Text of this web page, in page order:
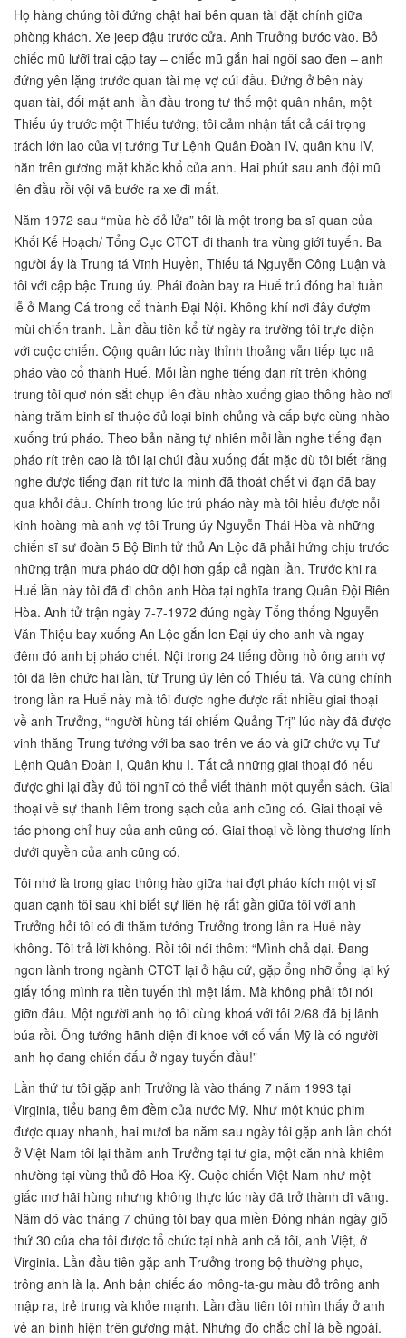
Họ hàng chúng tôi đứng chật hai bên quan tài đặt chính giữa
phòng khách. Xe jeep đậu trước cửa. Anh Trưởng bước vào. Bỏ
chiếc mũ lưỡi trai cặp tay – chiếc mũ gắn hai ngôi sao đen – anh
đứng yên lặng trước quan tài mẹ vợ cúi đầu. Đứng ở bên này
quan tài, đối mặt anh lần đầu trong tư thế một quân nhân, một
Thiếu úy trước một Thiếu tướng, tôi cảm nhận tất cả cái trọng
trách lớn lao của vị tướng Tư Lệnh Quân Đoàn IV, quân khu IV,
hằn trên gương mặt khắc khổ của anh. Hai phút sau anh đội mũ
lên đầu rồi vội vã bước ra xe đi mất.
Năm 1972 sau “mùa hè đỏ lửa” tôi là một trong ba sĩ quan của
Khối Kế Hoạch/ Tổng Cục CTCT đi thanh tra vùng giới tuyến. Ba
người ấy là Trung tá Vĩnh Huyền, Thiếu tá Nguyễn Công Luận và
tôi với cập bậc Trung úy. Phái đoàn bay ra Huế trú đóng hai tuần
lễ ở Mang Cá trong cổ thành Đại Nội. Không khí nơi đây đượm
mùi chiến tranh. Lần đầu tiên kể từ ngày ra trường tôi trực diện
với cuộc chiến. Cộng quân lúc này thỉnh thoảng vẫn tiếp tục nã
pháo vào cổ thành Huế. Mỗi lần nghe tiếng đạn rít trên không
trung tôi quơ nón sắt chụp lên đầu nhào xuống giao thông hào nơi
hàng trăm binh sĩ thuộc đủ loại binh chủng và cấp bực cùng nhào
xuống trú pháo. Theo bản năng tự nhiên mỗi lần nghe tiếng đạn
pháo rít trên cao là tôi lại chúi đầu xuống đất mặc dù tôi biết rằng
nghe được tiếng đạn rít tức là mình đã thoát chết vì đạn đã bay
qua khỏi đầu. Chính trong lúc trú pháo này mà tôi hiểu được nỗi
kinh hoàng mà anh vợ tôi Trung úy Nguyễn Thái Hòa và những
chiến sĩ sư đoàn 5 Bộ Binh tử thủ An Lộc đã phải hứng chịu trước
những trận mưa pháo dữ dội hơn gấp cả ngàn lần. Trước khi ra
Huế lần này tôi đã đi chôn anh Hòa tại nghĩa trang Quân Đội Biên
Hòa. Anh tử trận ngày 7-7-1972 đúng ngày Tổng thống Nguyễn
Văn Thiệu bay xuống An Lộc gắn lon Đại úy cho anh và ngay
đêm đó anh bị pháo chết. Nội trong 24 tiếng đồng hồ ông anh vợ
tôi đã lên chức hai lần, từ Trung úy lên cố Thiếu tá. Và cũng chính
trong lần ra Huế này mà tôi được nghe được rất nhiều giai thoại
về anh Trưởng, “người hùng tái chiếm Quảng Trị” lúc này đã được
vinh thăng Trung tướng với ba sao trên ve áo và giữ chức vụ Tư
Lệnh Quân Đoàn I, Quân khu I. Tất cả những giai thoại đó nếu
được ghi lại đầy đủ tôi nghĩ có thể viết thành một quyển sách. Giai
thoại về sự thanh liêm trong sạch của anh cũng có. Giai thoại về
tác phong chỉ huy của anh cũng có. Giai thoại về lòng thương lính
dưới quyền của anh cũng có.
Tôi nhớ là trong giao thông hào giữa hai đợt pháo kích một vị sĩ
quan cạnh tôi sau khi biết sự liên hệ rất gần giữa tôi với anh
Trưởng hỏi tôi có đi thăm tướng Trưởng trong lần ra Huế này
không. Tôi trả lời không. Rồi tôi nói thêm: “Mình chả dại. Đang
ngon lành trong ngành CTCT lại ở hậu cứ, gặp ổng nhỡ ổng lại ký
giấy tống mình ra tiền tuyến thì mệt lắm. Mà không phải tôi nói
giỡn đâu. Một người anh họ tôi cùng khoá với tôi 2/68 đã bị lãnh
búa rồi. Ông tướng hãnh diện đi khoe với cố vấn Mỹ là có người
anh họ đang chiến đấu ở ngay tuyến đầu!”
Lần thứ tư tôi gặp anh Trưởng là vào tháng 7 năm 1993 tại
Virginia, tiểu bang êm đềm của nước Mỹ. Như một khúc phim
được quay nhanh, hai mươi ba năm sau ngày tôi gặp anh lần chót
ở Việt Nam tôi lại thăm anh Trưởng tại tư gia, một căn nhà khiêm
nhường tại vùng thủ đô Hoa Kỳ. Cuộc chiến Việt Nam như một
giấc mơ hãi hùng nhưng không thực lúc này đã trở thành dĩ vãng.
Năm đó vào tháng 7 chúng tôi bay qua miền Đông nhân ngày giỗ
thứ 30 của cha tôi được tổ chức tại nhà anh cả tôi, anh Việt, ở
Virginia. Lần đầu tiên gặp anh Trưởng trong bộ thường phục,
trông anh là lạ. Anh bận chiếc áo mông-ta-gu màu đỏ trông anh
mập ra, trẻ trung và khỏe mạnh. Lần đầu tiên tôi nhìn thấy ở anh
vẻ an bình hiện trên gương mặt. Nhưng đó chắc chỉ là bề ngoài.